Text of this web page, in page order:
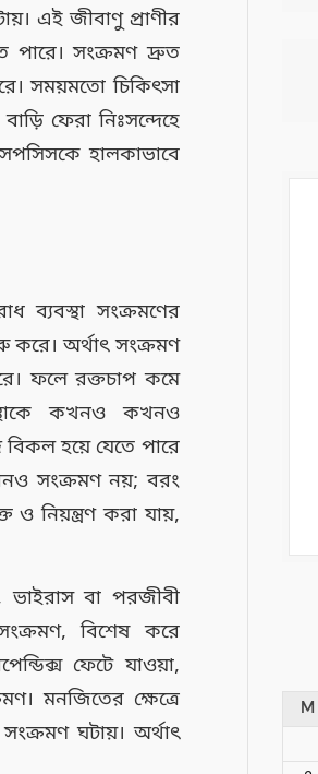
এই জীবাণু প্রাণীর
পারে। সংক্রমণ দ্রুত
সময়মতো চিকিৎসা
ফেরা নিঃসন্দেহে
হালকাভাবে
ব্যবস্থা সংক্রমণের
অর্থাৎ সংক্রমণ
ফলে রক্তচাপ কমে
কখনও কখনও
হয়ে যেতে পারে
সংক্রমণ নয়; বরং
নিয়ন্ত্রণ করা যায়,
ভাইরাস বা পরজীবী
বিশেষ করে
ফেটে যাওয়া,
মনজিতের ক্ষেত্রে
ঘটায়। অর্থাৎ
M